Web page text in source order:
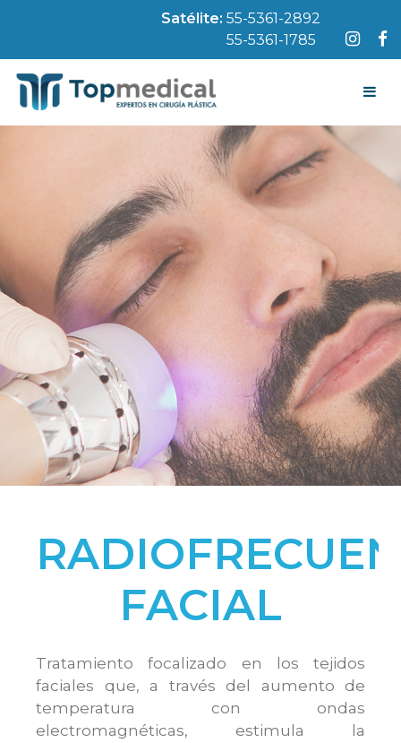
Satélite: 55-5361-2892
55-5361-1785
FACIAL
Tratamiento focalizado en los tejidos
faciales que, a través del aumento de
temperatura con ondas
electromagnéticas, estimula la